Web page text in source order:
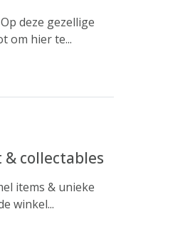
deze gezellige
om hier te...
collectables
items & unieke
winkel...